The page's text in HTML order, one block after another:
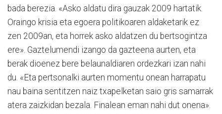
bada berezia. «As­ko aldatu dira gauzak 2009 hartatik.
Oraingo krisia eta egoera politikoaren aldaketarik ez
zen 2009an, eta horrek asko alda­tzen du ber­tsogintza
ere». Gaztelumendi izango da gazteena aurten, eta
berak dioenez bere belaunaldiaren or­dez­­kari izan nahi
du. «Eta pertsonalki aur­ten mo­men­tu onean ha­rra­patu
nau baina sentitzen naiz txapelketan saio gris sa­marrak
atera zaizkidan be­zala. Fina­le­an eman nahi dut onena».